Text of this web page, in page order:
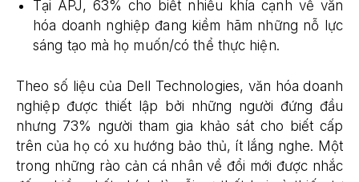
Tại APJ, 63% cho biết nhiều khía cạnh về văn
hóa doanh nghiệp đang kiềm hãm những nỗ lực
sáng tạo mà họ muốn/có thể thực hiện.
Theo số liệu của Dell Technologies, văn hóa doanh
nghiệp được thiết lập bởi những người đứng đầu
nhưng 73% người tham gia khảo sát cho biết cấp
trên của họ có xu hướng bảo thủ, ít lắng nghe. Một
trong những rào cản cá nhân về đổi mới được nhắc